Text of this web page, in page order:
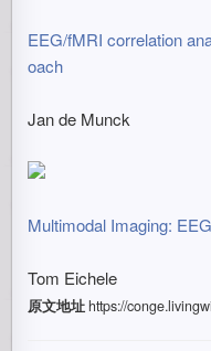
EEG/fMRI correlation
oach
Jan de Munck
Multimodal Imaging:
Tom Eichele
原文地址https://